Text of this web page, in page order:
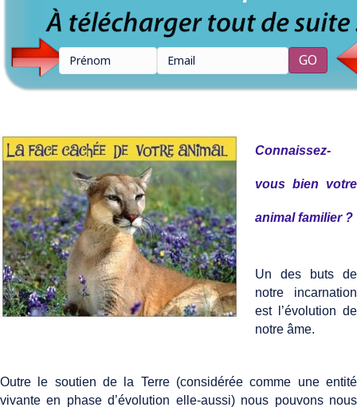
Connaissez-
vous bien votre
animal familier ?
Un des buts de
notre incarnation
est l’évolution de
notre âme.
Outre le soutien de la Terre (considérée comme une entité
vivante en phase d’évolution elle-aussi) nous pouvons nous